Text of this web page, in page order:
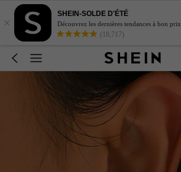
×
SHEIN-SOLDE D'ÉTÉ
Découvrez les dernières tendances à bon prix.
(18,717)